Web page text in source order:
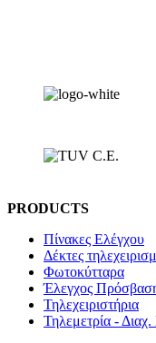
PRODUCTS
Πίνακες Ελέγχου
Δέκτες
Φωτοκύτταρα
Έλεγχος
Τηλεχειριστήρια
Τηλεμετρία -